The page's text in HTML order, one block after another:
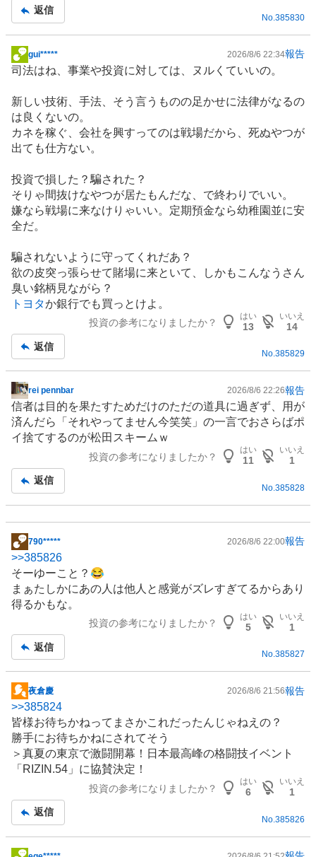
返信
No. 385830
掲
示
記
事
gui***** 2026/8/6 22:34報告
司法はね、事業や投資に対しては、ヌルくていいの。
新しい技術、手法、そう言うものの足かせに法律がなるの
は良くないの。
カネを稼ぐ、会社を興すってのは戦場だから、死ぬやつが
出ても仕方ない。
投資で損した？騙された？
そりゃ間抜けなやつが居たもんだな、で終わりでいい。
嫌なら戦場に来なけりゃいい。定期預金なら幼稚園並に安
全だ。
騙されないように守ってくれだあ？
欲の皮突っ張らせて賭場に来といて、しかもこんなうさん
臭い銘柄見ながら？
トヨタか銀行でも買っとけよ。
投資の参考になりましたか？
はい
13
いいえ
14
返信
No.385829
掲
示
板
記
rei pennbar 2026/8/6 22:26報告
信者は目的を果たすためだけのただの道具に過ぎず、用が
済んだら「それやってません今笑笑」の一言でおさらばポ
イ捨てするのが松田スキームｗ
投資の参考になりましたか？
はい
11
いいえ
1
返信
No. 385828
掲
示
板
記
事
790***** 2026/8/6 22:00報告
>>385826
そーゆーこと？😂
まぁたしかにあの人は他人と感覚がズレすぎてるからあり
得るかもな。
投資の参考になりましたか？
はい
5
いいえ
1
返信
No.385827
掲
示
板
記
事
夜倉慶 2026/8/6 21:56報告
>>385824
皆様お待ちかねってまさかこれだったんじゃねえの？
勝手にお待ちかねにされてそう
＞真夏の東京で激闘開幕！日本最高峰の格闘技イベント
「RIZIN.54」に協賛決定！
投資の参考になりましたか？
はい
6
いいえ
1
返信
No. 385826